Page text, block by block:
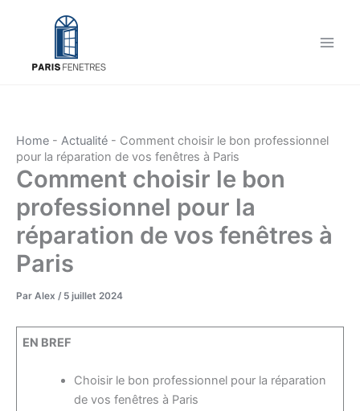
Home - Actualité - Comment choisir le bon professionnel
pour la réparation de vos fenêtres à Paris
Comment choisir le bon
professionnel pour la
réparation de vos fenêtres à
Paris
Par Alex / 5 juillet 2024
EN BREF
Choisir le bon professionnel pour la réparation
de vos fenêtres à Paris